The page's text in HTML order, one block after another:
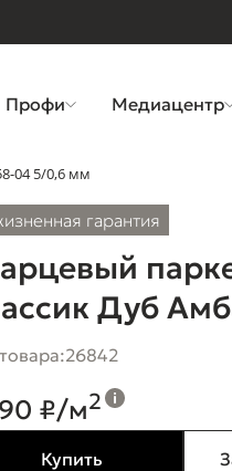
Профи Медиацентр
04 5/0,6 мм
гарантия
Дуб
26842
₽/м2
Купить